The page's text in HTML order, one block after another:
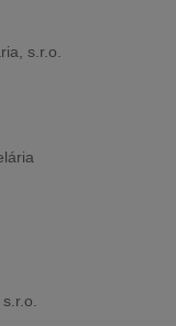
s.r.o.